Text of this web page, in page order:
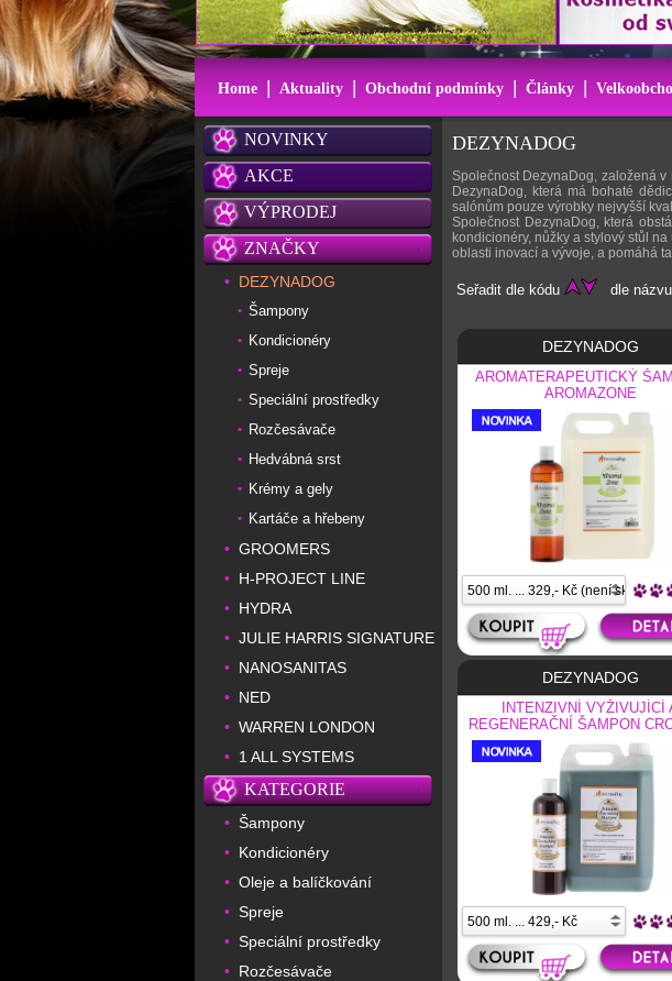
Home | Aktuality | Obchodní podmínky | Články |
NOVINKY
AKCE
VÝPRODEJ
ZNAČKY
• DEZYNADOG
• Šampony
• Kondicionéry
• Spreje
• Speciální prostředky
• Rozčesávače
• Hedvábná srst
• Krémy a gely
• Kartáče a hřebeny
• GROOMERS
• H-PROJECT LINE
• HYDRA
• JULIE HARRIS SIGNATURE
• NANOSANITAS
• NED
• WARREN LONDON
• 1 ALL SYSTEMS
KATEGORIE
• Šampony
• Kondicionéry
• Oleje a balíčkování
• Spreje
• Speciální prostředky
• Rozčesávače
DEZYNADOG
Společnost DezynaDog, založená
DezynaDog, která má bohaté
salónům pouze výrobky nejvyšší
Společnost DezynaDog, která
kondicionéry, nůžky a stylový stůl
oblasti inovací a vývoje, a pomáhá
Seřadit dle kódu dle názvu
DEZYNADOG
AROMATERAPEUTICKÝ
AROMAZONE
DEZYNADOG
INTENZIVNÍ VYŽIVUJÍCÍ
REGENERAČNÍ ŠAMPON
GLORY